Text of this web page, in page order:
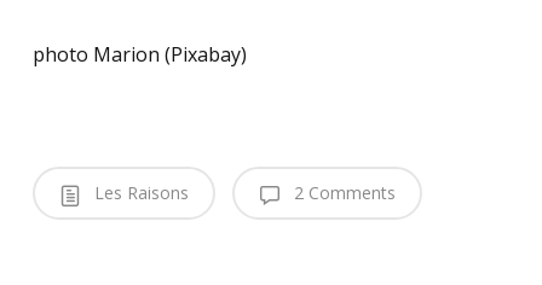
photo Marion (Pixabay)
Les Raisons 2 Comments